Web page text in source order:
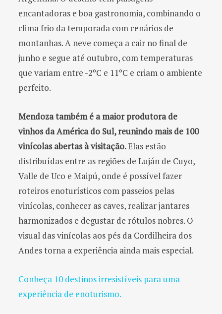
encantadoras e boa gastronomia, combinando o
clima frio da temporada com cenários de
montanhas. A neve começa a cair no final de
junho e segue até outubro, com temperaturas
que variam entre -2ºC e 11ºC e criam o ambiente
perfeito.
Mendoza também é a maior produtora de
vinhos da América do Sul, reunindo mais de 100
vinícolas abertas à visitação.Elas estão
distribuídas entre as regiões de Luján de Cuyo,
Valle de Uco e Maipú, onde é possível fazer
roteiros enoturísticos com passeios pelas
vinícolas, conhecer as caves, realizar jantares
harmonizados e degustar de rótulos nobres. O
visual das vinícolas aos pés da Cordilheira dos
Andes torna a experiência ainda mais especial.
Conheça 10 destinos irresistíveis para uma
experiência de enoturismo.